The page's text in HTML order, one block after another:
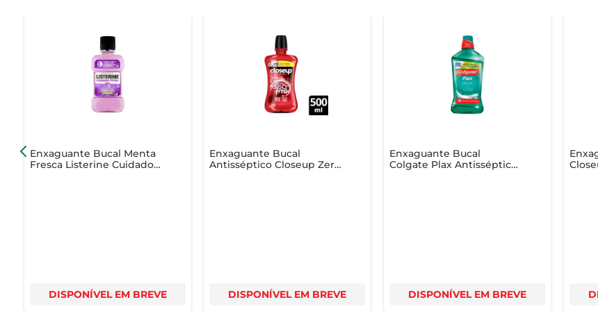
Enxaguante Bucal Menta
Fresca Listerine Cuidado
DISPONÍVEL EM BREVE
Enxaguante Bucal
Antisséptico Closeup Zero
DISPONÍVEL EM BREVE
Enxaguante Bucal
Colgate Plax Antisséptico
DISPONÍVEL EM BREVE